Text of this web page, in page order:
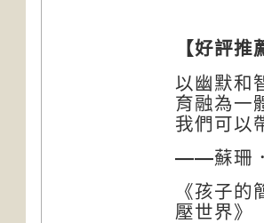
【好評推
以幽默和
育融為一
我們可以
——蘇珊
《孩子的
壓世界》